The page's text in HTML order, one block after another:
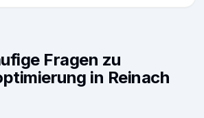
Fragen zu
in Reinach